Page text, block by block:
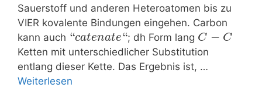
Sauerstoff und anderen Heteroatomen bis zu
VIER kovalente Bindungen eingehen. Carbon
kann auch “catenate“; dh Form lang C − C
Ketten mit unterschiedlicher Substitution
entlang dieser Kette. Das Ergebnis ist, …
Weiterlesen